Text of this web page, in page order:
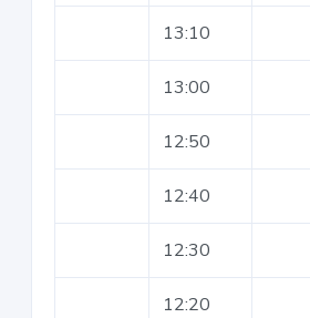
13:10
13:00
12:50
12:40
12:30
12:20